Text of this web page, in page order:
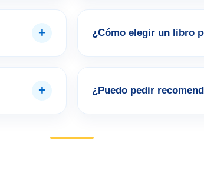
+ ¿Cómo elegir un libro
+ ¿Puedo pedir